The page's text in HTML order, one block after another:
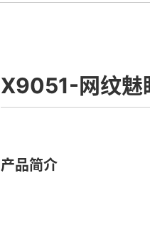
X9051-网纹魅
产品简介